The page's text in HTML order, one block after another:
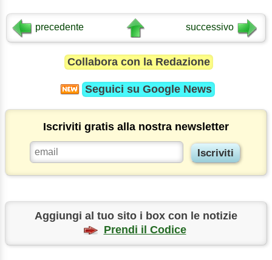
precedente successivo
Collabora con la Redazione
Seguici su Google News
Iscriviti gratis alla nostra newsletter
Aggiungi al tuo sito i box con le notizie
Prendi il Codice